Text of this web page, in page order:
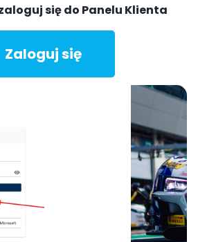
się do Panelu Klienta
Zaloguj się